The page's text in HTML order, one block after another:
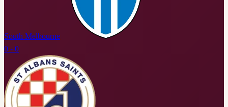
South Melbourne
0 - 0